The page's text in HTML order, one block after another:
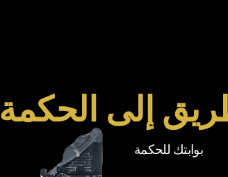
إلى الحكمة
بوابتك للحكمة